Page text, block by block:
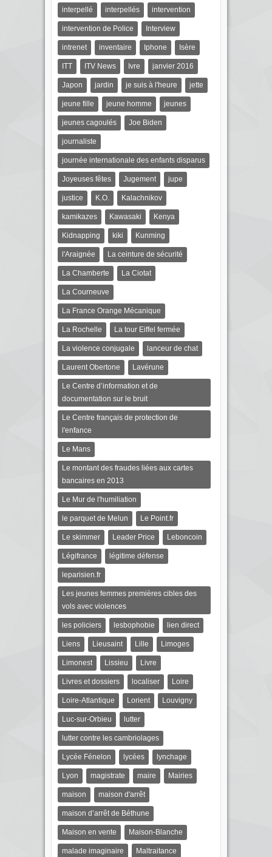
interpellé interpellés intervention
intervention de Police Interview
intrenet inventaire Iphone Isère
ITT ITV News Ivre janvier 2016
Japon jardin je suis à l'heure jette
jeune fille jeune homme jeunes
jeunes cagoulés Joe Biden
journaliste
journée internationale des enfants disparus
Joyeuses fêtes Jugement jupe
justice K.O. Kalachnikov
kamikazes Kawasaki Kenya
Kidnapping kiki Kunming
l'Araignée La ceinture de sécurité
La Chamberte La Ciotat
La Courneuve
La France Orange Mécanique
La Rochelle La tour Eiffel fermée
La violence conjugale lanceur de chat
Laurent Obertone Lavérune
Le Centre d’information et de
documentation sur le bruit
Le Centre français de protection de
l'enfance
Le Mans
Le montant des fraudes liées aux cartes
bancaires en 2013
Le Mur de l'humiliation
le parquet de Melun Le Point.fr
Le skimmer Leader Price Leboncoin
Légifrance légitime défense
leparisien.fr
Les jeunes femmes premières cibles des
vols avec violences
les policiers lesbophobie lien direct
Liens Lieusaint Lille Limoges
Limonest Lissieu Livre
Livres et dossiers localiser Loire
Loire-Atlantique Lorient Louvigny
Luc-sur-Orbieu lutter
lutter contre les cambriolages
Lycée Fénelon lycées lynchage
Lyon magistrate maire Mairies
maison maison d'arrêt
maison d’arrêt de Béthune
Maison en vente Maison-Blanche
malade imaginaire Maltraitance